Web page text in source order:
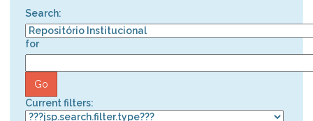
Search:
for
Current filters: